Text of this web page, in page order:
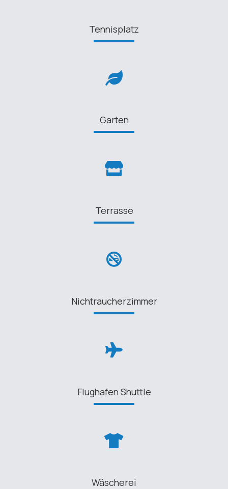
Tennisplatz
Garten
Terrasse
Nichtraucherzimmer
Flughafen Shuttle
Wäscherei